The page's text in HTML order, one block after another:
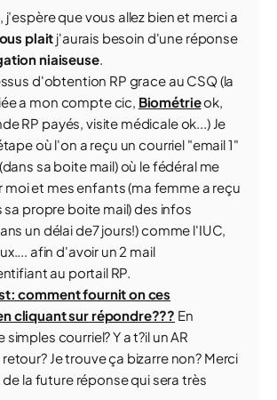
que vous allez bien et merci a
plait j'aurais besoin d'une réponse
niaiseuse.
d'obtention RP grace au CSQ (la
a mon compte cic, Biométrieok,
RP payés, visite médicale ok...) Je
où l'on a reçu un courriel "email 1"
sa boite mail) où le fédéral me
et mes enfants (ma femme a reçu
sa propre boite mail) des infos
un délai de7 jours!) comme l'IUC,
afin d'avoir un 2 mail
au portail RP.
comment fournit on ces
cliquant sur répondre??? En
courriel? Y a t?il un AR
Je trouve ça bizarre non? Merci
la future réponse qui sera très